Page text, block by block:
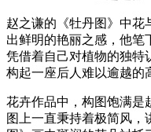
赵之谦的《牡丹图》中花
出鲜明的艳丽之感，他笔
凭借着自己对植物的独特
构起一座后人难以逾越的
花卉作品中，构图饱满是
图上一直秉持着极简风，